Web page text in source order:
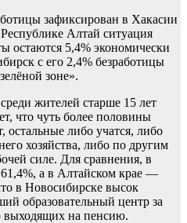
зафиксирован в Хакасии
Алтай ситуация
остаются 5,4% экономически
с его 2,4% безработицы
зоне».
жителей старше 15 лет
что чуть более половины
остальные либо учатся, либо
хозяйства, либо по другим
силе. Для сравнения, в
а в Алтайском крае —
в Новосибирске высок
образовательный центр за
выходящих на пенсию.